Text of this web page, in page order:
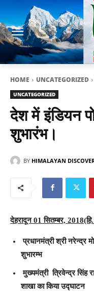
HOME UNCATEGORIZED
UNCATEGORIZED
देश में इंडियन
शुभारंभ।
BY HIMALAYAN
देहरादून 01 सितम्बर,
प्रधानमंत्री श्री नरेन्द्र
शुभारम्भ
मुख्यमंत्री त्रिवेन्द्र सिंह
शाखा का किया उद्घाटन